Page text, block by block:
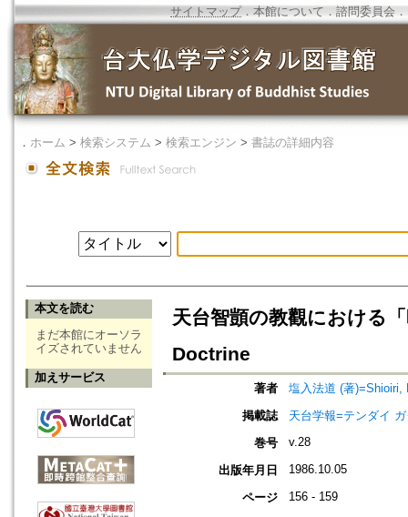
サイトマップ．本館について ． 諮問委員会 ．
． ホーム > 検索システム > 検索エンジン > 書誌の詳細内容
本文を読む
まだ本館にオーソラ
イズされていません
加えサービス
天台智顗の教觀における
Doctrine
著者
塩入法道 (著)=Shioiri,
掲載誌
天台学報=テンダイ
巻号
v.28
出版年月日 1986.10.05
ページ 156 - 159